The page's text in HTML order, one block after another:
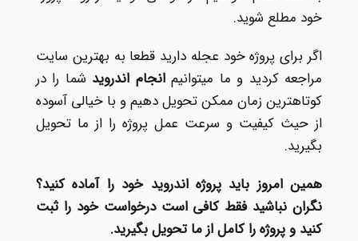
خود مطلع شوید.
اگر برای پروژه خود عجله دارید قطعا به بهترین سایت
مراجعه کردید و ما میتوانیمانجام اندروید شما را در
کوتاهترین زمان ممکن تحویل دهیم و با خیالی آسوده
از حیث کیفیت و سرعت عمل پروژه را از ما تحویل
بگیرید.
همین امروز باید پروژه اندروید خود را آماده کنید؟
نگران نباشید فقط کافی است درخواست خود را ثبت
کنید و پروژه را کامل از ما تحویل بگیرید.